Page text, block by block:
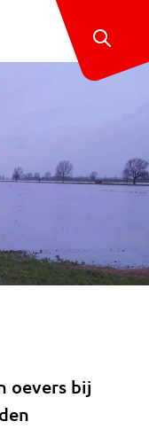
oevers bij